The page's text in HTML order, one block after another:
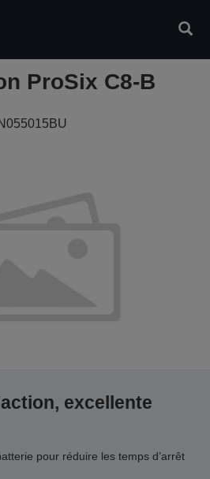
ProSix C8-B
excellente
pour réduire les temps d’arrêt